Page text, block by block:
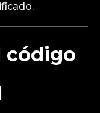
código